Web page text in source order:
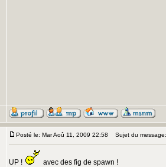
Posté le: Mar Aoû 11, 2009 22:58 Sujet du message:
UP ! avec des fig de spawn !